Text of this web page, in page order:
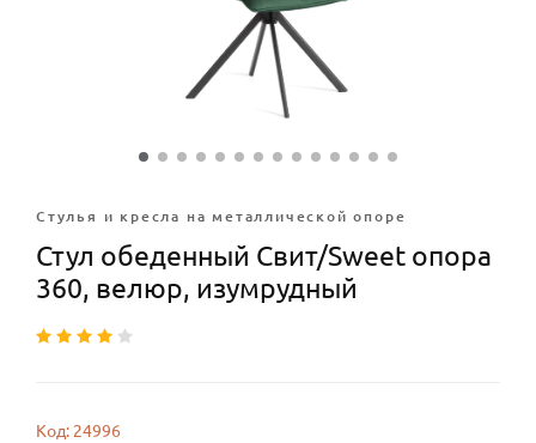
Стулья и кресла на металлической опоре
Стул обеденный Свит/Sweet опора
360, велюр, изумрудный
Код: 24996